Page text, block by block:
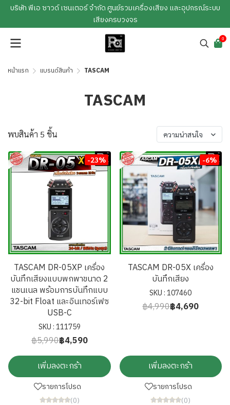
บริษัท พีเอ ซาวด์ เซนเตอร์ จำกัด ศูนย์รวมเครื่องเสียง และอุปกรณ์ระบบ
เสียงครบวงจร
0
หน้าแรก แบรนด์สินค้า TASCAM
TASCAM
พบสินค้า 5 ชิ้น ความน่าสนใจ
-23%
TASCAM DR-05XP เครื่อง
บันทึกเสียงแบบพกพาขนาด 2
แชนเนล พร้อมการบันทึกแบบ
32-bit Float และอินเทอร์เฟซ
USB-C
SKU : 111759
฿5,990฿4,590
เพิ่มลงตะกร้า
รายการโปรด
(0)
-6%
TASCAM DR-05X เครื่อง
บันทึกเสียง
SKU : 107460
฿4,990฿4,690
เพิ่มลงตะกร้า
รายการโปรด
(0)